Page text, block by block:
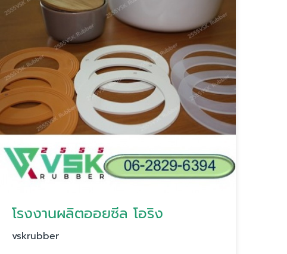
โรงงานผลิตออยซีล โอริง
vskrubber